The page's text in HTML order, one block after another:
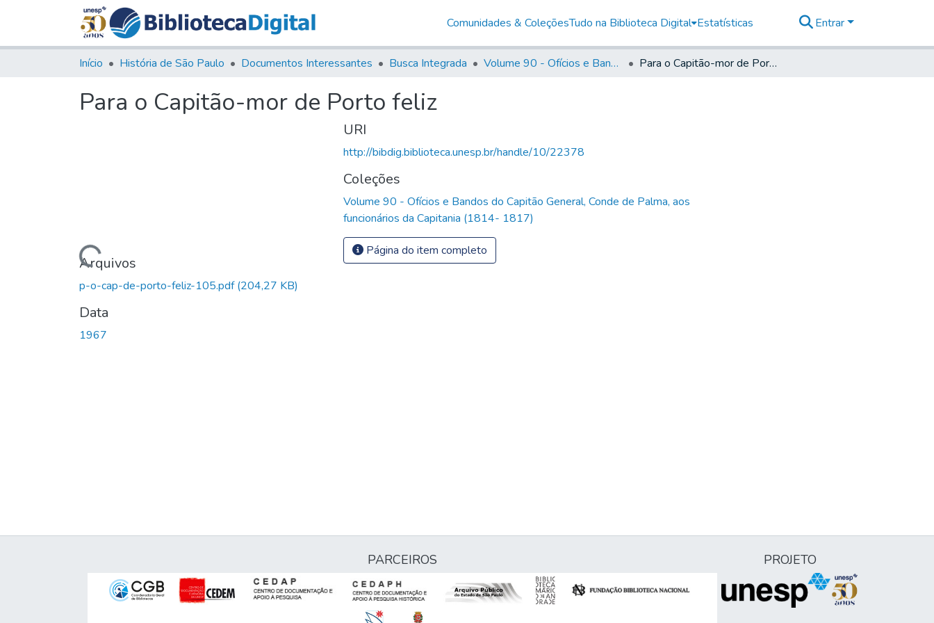
Comunidades & ColeçõesTudo na Biblioteca Digital Estatísticas Entrar
Início História de São Paulo Documentos Interessantes Busca Integrada Volume 90 - Ofícios e Bandos do Capitão General, Conde de Palma, aos funcionários da Capitania (1814- 1817) Para o Capitão-mor de Porto feliz
Para o Capitão-mor de Porto feliz
Carregando...
Arquivos
p-o-cap-de-porto-feliz-105.pdf(204,27 KB)
Data
1967
URI
http://bibdig.biblioteca.unesp.br/handle/10/22378
Coleções
Volume 90 - Ofícios e Bandos do Capitão General, Conde de Palma, aos
funcionários da Capitania (1814- 1817)
Página do item completo
PARCEIROS PROJETO